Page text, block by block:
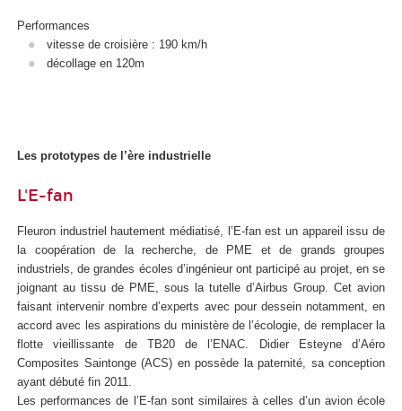
Performances
vitesse de croisière : 190 km/h
décollage en 120m
Les prototypes de l’ère industrielle
L'E-fan
Fleuron industriel hautement médiatisé, l’E-fan est un appareil issu de
la coopération de la recherche, de PME et de grands groupes
industriels, de grandes écoles d’ingénieur ont participé au projet, en se
joignant au tissu de PME, sous la tutelle d’Airbus Group. Cet avion
faisant intervenir nombre d’experts avec pour dessein notamment, en
accord avec les aspirations du ministère de l’écologie, de remplacer la
flotte vieillissante de TB20 de l’ENAC. Didier Esteyne d’Aéro
Composites Saintonge (ACS) en possède la paternité, sa conception
ayant débuté fin 2011.
Les performances de l’E-fan sont similaires à celles d’un avion école